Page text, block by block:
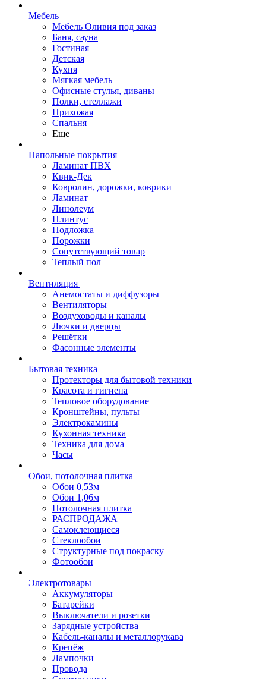
Мебель
Мебель Оливия под заказ
Баня, сауна
Гостиная
Детская
Кухня
Мягкая мебель
Офисные стулья, диваны
Полки, стеллажи
Прихожая
Спальня
Еще
Напольные покрытия
Ламинат ПВХ
Квик-Дек
Ковролин, дорожки, коврики
Ламинат
Линолеум
Плинтус
Подложка
Порожки
Сопутствующий товар
Теплый пол
Вентиляция
Анемостаты и диффузоры
Вентиляторы
Воздуховоды и каналы
Лючки и дверцы
Решётки
Фасонные элементы
Бытовая техника
Протекторы для бытовой техники
Красота и гигиена
Тепловое оборудование
Кронштейны, пульты
Электрокамины
Кухонная техника
Техника для дома
Часы
Обои, потолочная плитка
Обои 0,53м
Обои 1,06м
Потолочная плитка
РАСПРОДАЖА
Самоклеющиеся
Стеклообои
Структурные под покраску
Фотообои
Электротовары
Аккумуляторы
Батарейки
Выключатели и розетки
Зарядные устройства
Кабель-каналы и металлорукава
Крепёж
Лампочки
Провода